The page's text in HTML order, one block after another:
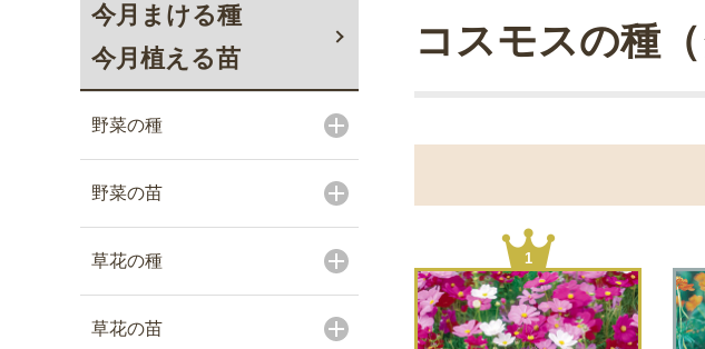
今月まける種
今月植える苗
野菜の種
野菜の苗
草花の種
草花の苗
コスモスの種（
1